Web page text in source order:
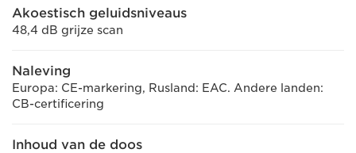
Akoestisch geluidsniveaus
48,4 dB grijze scan
Naleving
Europa: CE-markering, Rusland: EAC. Andere landen:
CB-certificering
Inhoud van de doos